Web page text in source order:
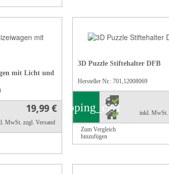
mit Licht und
19,99 €
MwSt. zzgl. Versand
3D Puzzle Stiftehalter DFB
Hersteller Nr.: 701,12008069
inkl. MwSt.
shopping_cart
Zum Vergleich
hinzufügen